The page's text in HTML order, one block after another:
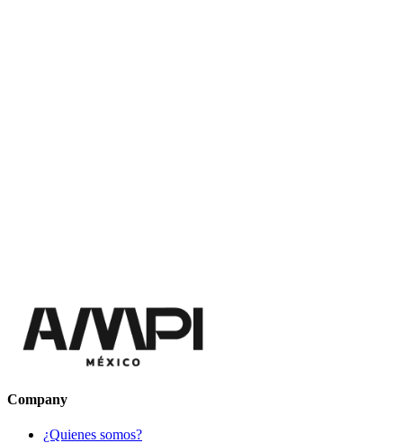
Company
¿Quienes somos?